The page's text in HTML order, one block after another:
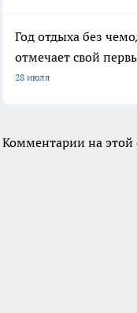
Год отдыха без
отмечает свой
28 июля
Комментарии на